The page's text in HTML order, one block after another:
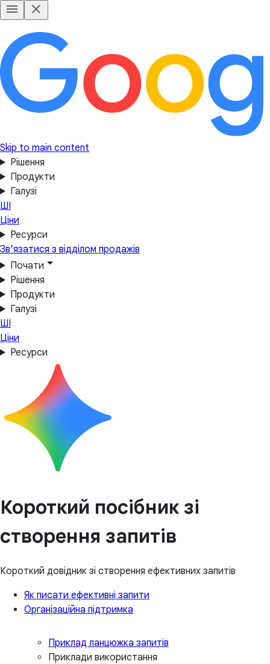
Skip to main content
Рішення
Продукти
Галузі
ШІ
Ціни
Ресурси
Зв’язатися з відділом продажів
Почати
Рішення
Продукти
Галузі
ШІ
Ціни
Ресурси
Короткий посібник зі
створення запитів
Короткий довідник зі створення ефективних запитів
Як писати ефективні запити
Організаційна підтримка
Приклад ланцюжка запитів
Приклади використання